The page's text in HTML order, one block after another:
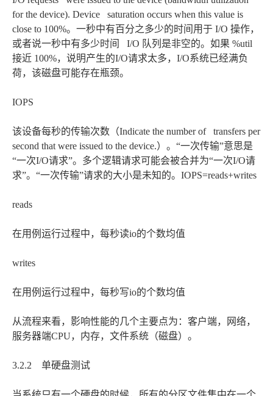
for the device). Device saturation occurs when this value is
close to 100%。一秒中有百分之多少的时间用于 I/O 操作，
或者说一秒中有多少时间 I/O 队列是非空的。如果 %util
接近 100%，说明产生的I/O请求太多，I/O系统已经满负
荷，该磁盘可能存在瓶颈。
IOPS
该设备每秒的传输次数（Indicate the number of transfers per
second that were issued to the device.）。“一次传输”意思是
“一次I/O请求”。多个逻辑请求可能会被合并为“一次I/O请
求”。“一次传输”请求的大小是未知的。IOPS=reads+writes
reads
在用例运行过程中，每秒读io的个数均值
writes
在用例运行过程中，每秒写io的个数均值
从流程来看，影响性能的几个主要点为：客户端，网络，
服务器端CPU，内存，文件系统（磁盘）。
3.2.2 单硬盘测试